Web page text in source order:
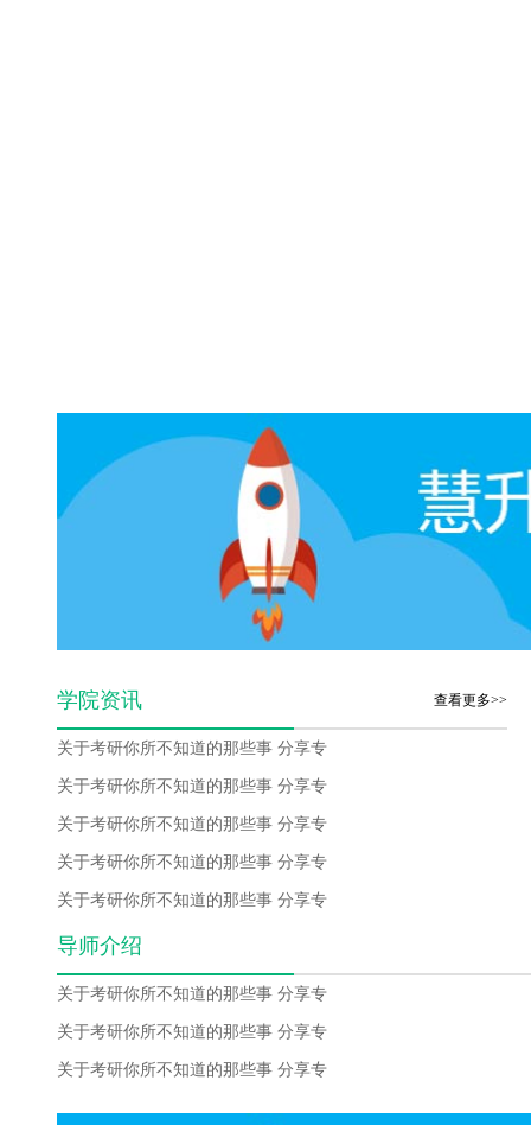
学院资讯 查看更多>>
关于考研你所不知道的那些事 分享专
关于考研你所不知道的那些事 分享专
关于考研你所不知道的那些事 分享专
关于考研你所不知道的那些事 分享专
关于考研你所不知道的那些事 分享专
导师介绍
关于考研你所不知道的那些事 分享专
关于考研你所不知道的那些事 分享专
关于考研你所不知道的那些事 分享专